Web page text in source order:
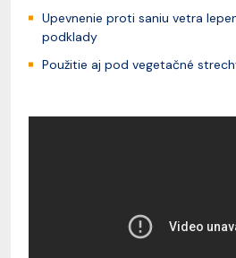
Upevnenie proti saniu vetra
podklady
Použitie aj pod vegetačné